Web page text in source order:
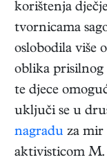
korištenja
tvornicama
oslobodila više
oblika prisilnog
te djece
uključi se u
nagradu za mir
aktivisticom M.